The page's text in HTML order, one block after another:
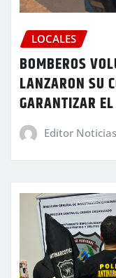
LOCALES
BOMBEROS
LANZARON SU
GARANTIZAR
Editor Noticias